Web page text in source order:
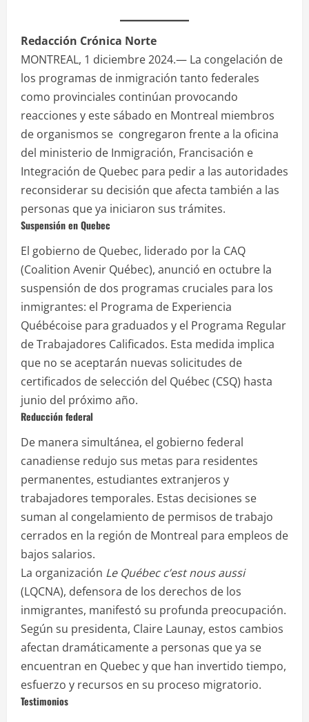
Redacción Crónica Norte
MONTREAL, 1 diciembre 2024.— La congelación de
los programas de inmigración tanto federales
como provinciales continúan provocando
reacciones y este sábado en Montreal miembros
de organismos se congregaron frente a la oficina
del ministerio de Inmigración, Francisación e
Integración de Quebec para pedir a las autoridades
reconsiderar su decisión que afecta también a las
personas que ya iniciaron sus trámites.
Suspensión en Quebec
El gobierno de Quebec, liderado por la CAQ
(Coalition Avenir Québec), anunció en octubre la
suspensión de dos programas cruciales para los
inmigrantes: el Programa de Experiencia
Québécoise para graduados y el Programa Regular
de Trabajadores Calificados. Esta medida implica
que no se aceptarán nuevas solicitudes de
certificados de selección del Québec (CSQ) hasta
junio del próximo año.
Reducción federal
De manera simultánea, el gobierno federal
canadiense redujo sus metas para residentes
permanentes, estudiantes extranjeros y
trabajadores temporales. Estas decisiones se
suman al congelamiento de permisos de trabajo
cerrados en la región de Montreal para empleos de
bajos salarios.
La organización Le Québec c’est nous aussi
(LQCNA), defensora de los derechos de los
inmigrantes, manifestó su profunda preocupación.
Según su presidenta, Claire Launay, estos cambios
afectan dramáticamente a personas que ya se
encuentran en Quebec y que han invertido tiempo,
esfuerzo y recursos en su proceso migratorio.
Testimonios